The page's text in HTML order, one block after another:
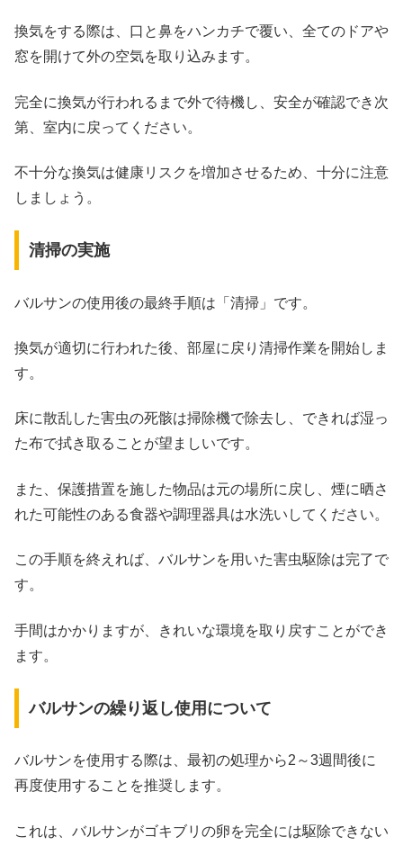
換気をする際は、口と鼻をハンカチで覆い、全てのドアや
窓を開けて外の空気を取り込みます。
完全に換気が行われるまで外で待機し、安全が確認でき次
第、室内に戻ってください。
不十分な換気は健康リスクを増加させるため、十分に注意
しましょう。
清掃の実施
バルサンの使用後の最終手順は「清掃」です。
換気が適切に行われた後、部屋に戻り清掃作業を開始しま
す。
床に散乱した害虫の死骸は掃除機で除去し、できれば湿っ
た布で拭き取ることが望ましいです。
また、保護措置を施した物品は元の場所に戻し、煙に晒さ
れた可能性のある食器や調理器具は水洗いしてください。
この手順を終えれば、バルサンを用いた害虫駆除は完了で
す。
手間はかかりますが、きれいな環境を取り戻すことができ
ます。
バルサンの繰り返し使用について
バルサンを使用する際は、最初の処理から2～3週間後に
再度使用することを推奨します。
これは、バルサンがゴキブリの卵を完全には駆除できない